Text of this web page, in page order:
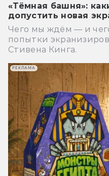
«Тёмная башня»:
допустить новая
Чего мы ждём — и
попытки
Стивена Кинга.
РЕКЛАМА